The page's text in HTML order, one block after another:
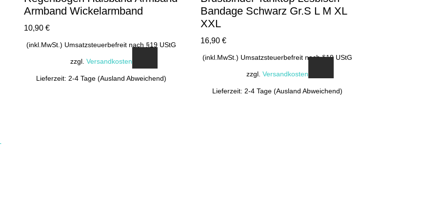
Armband Wickelarmband
10,90€
(inkl.MwSt.) Umsatzsteuerbefreit nach §19 UStG
zzgl. Versandkosten
Lieferzeit: 2-4 Tage (Ausland Abweichend)
Bandage Schwarz Gr.S L M XL
XXL
16,90 €
(inkl.MwSt.) Umsatzsteuerbefreit nach §19 UStG
zzgl.Versandkosten
Lieferzeit: 2-4 Tage (Ausland Abweichend)